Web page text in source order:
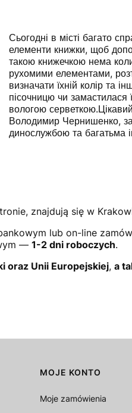
Сьогодні в місті багато
елементи книжки, щоб
такою книжечкою нема
рухомими елементами,
визначати їхній колір та
пісочницю чи замастилася
вологою
Володимир Чернишенко,
динослужбою та багатьма
znajdują się w
lub on-line
— 1-2 dni roboczych.
oraz Unii Europejskiej, a
MOJE KONTO
Moje zamówienia